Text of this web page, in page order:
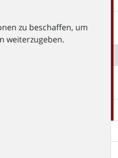
zu beschaffen, um
weiterzugeben.